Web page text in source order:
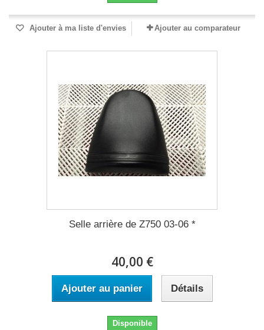
Ajouter à ma liste d'envies Ajouter au comparateur
Selle arrière de Z750 03-06 *
40,00 €
Ajouter au panier Détails
Disponible